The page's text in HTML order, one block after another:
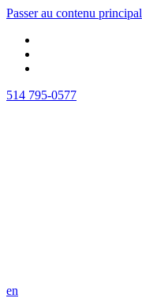
Passer au contenu principal
514 795-0577
en